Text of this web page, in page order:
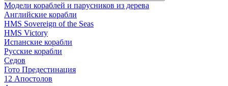
Модели кораблей и парусников из дерева
Английские корабли
HMS Sovereign of the Seas
HMS Victory
Испанские корабли
Русские корабли
Седов
Гото Предестинация
12 Апостолов